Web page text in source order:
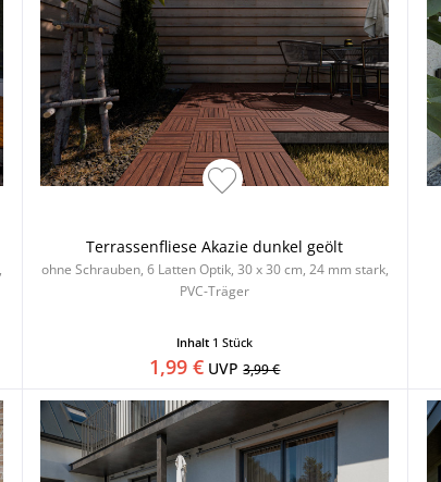
Terrassenfliese Akazie dunkel geölt
ohne Schrauben, 6 Latten Optik, 30 x 30 cm, 24 mm stark,
PVC-Träger
Inhalt 1 Stück
1,99 € UVP3,99 €